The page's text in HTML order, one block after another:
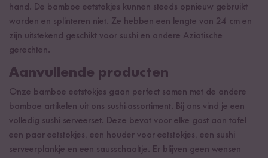
hand. De bamboe eetstokjes kunnen steeds opnieuw gebruikt
worden en splinteren niet. Ze hebben een lengte van 24 cm en
zijn uitstekend geschikt voor sushi en andere Aziatische
gerechten.
Aanvullende producten
Onze bamboe eetstokjes gaan perfect samen met de andere
bamboe artikelen uit ons sushi-assortiment. Bij ons vind je een
volledig sushi serveerset. Deze bevat voor elke gast aan tafel
een paar eetstokjes, een houder voor eetstokjes, een sushi
serveerplankje en een sausschaaltje. Er blijven geen wensen